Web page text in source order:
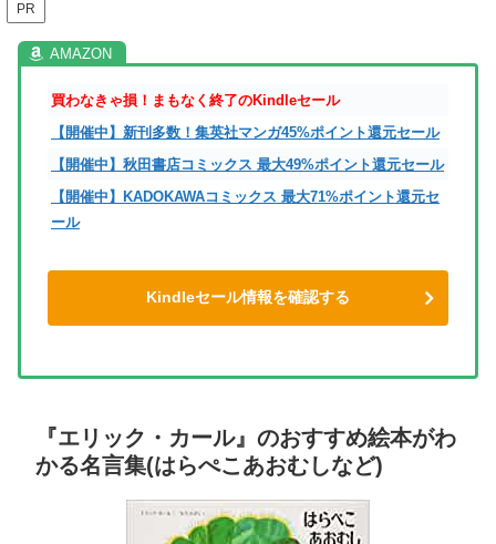
PR
買わなきゃ損！まもなく終了のKindleセール
【開催中】新刊多数！集英社マンガ45%ポイント還元セール
【開催中】秋田書店コミックス 最大49%ポイント還元セール
【開催中】KADOKAWAコミックス 最大71%ポイント還元セ
ール
Kindleセール情報を確認する
『エリック・カール』のおすすめ絵本がわ
かる名言集(はらぺこあおむしなど)